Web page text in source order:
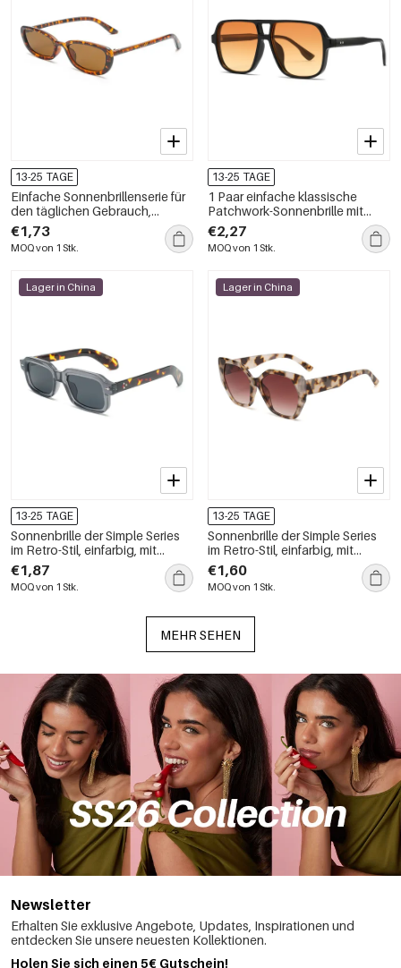
13-25 TAGE
Einfache Sonnenbrillenserie für
den täglichen Gebrauch,
einfarbig und in verschiedenen
Farben
€1,73
MOQ von 1 Stk.
13-25 TAGE
1 Paar einfache klassische
Patchwork-Sonnenbrille mit
Leopardenmuster und
gemischten Farben für Damen
€2,27
MOQ von 1 Stk.
Lager in China
13-25 TAGE
Sonnenbrille der Simple Series
im Retro-Stil, einfarbig, mit
Leopardenmuster und Farbmix
€1,87
MOQ von 1 Stk.
Lager in China
13-25 TAGE
Sonnenbrille der Simple Series
im Retro-Stil, einfarbig, mit
Leopardenmuster und
Farbverlauf
€1,60
MOQ von 1 Stk.
MEHR SEHEN
Newsletter
Erhalten Sie exklusive Angebote, Updates, Inspirationen und
entdecken Sie unsere neuesten Kollektionen.
Holen Sie sich einen 5€ Gutschein!